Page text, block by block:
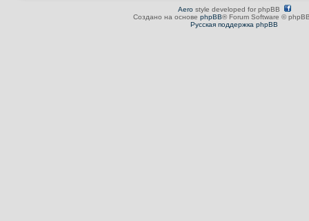
Aerostyle developed for phpBB
Создано на основе phpBB® Forum Software ©
Русская поддержка phpBB